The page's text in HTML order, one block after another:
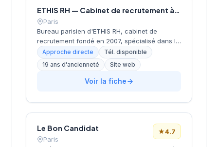
ETHIS RH — Cabinet de recrutement à Paris
Paris
Bureau parisien d'ETHIS RH, cabinet de
recrutement fondé en 2007, spécialisé dans le
conseil en ressources humaines, le
recrutement de cadres et dirigeants, le
coaching et l'outplacement. Situé au 16 rue de
Monceau dans le 8e arrondissement de Paris,
Approche directe
Tél. disponible
19 ans d'ancienneté
Site web
Voir la fiche
Le Bon Candidat
Paris
★4.7